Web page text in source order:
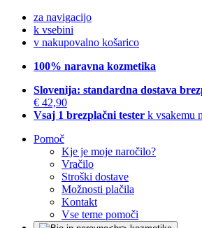
za navigacijo
k vsebini
v nakupovalno košarico
100% naravna kozmetika
Slovenija: standardna dostava
€ 42,90
Vsaj 1 brezplačni tester k vsakemu
Pomoč
Kje je moje naročilo?
Vračilo
Stroški dostave
Možnosti plačila
Kontakt
Vse teme pomoči